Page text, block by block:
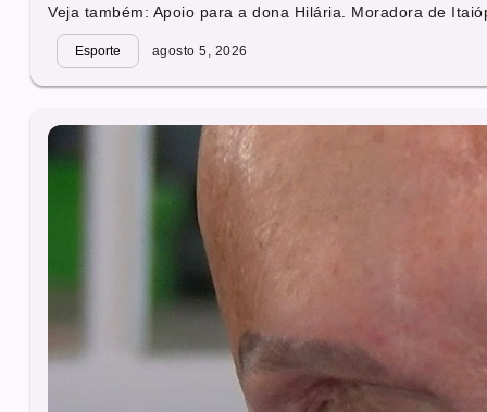
Veja também: Apoio para a dona Hilária. Moradora de
Esporte agosto 5, 2026